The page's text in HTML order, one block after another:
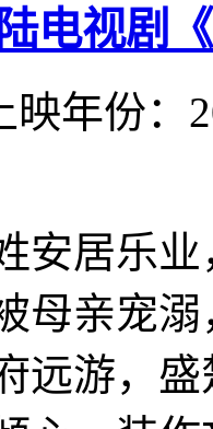
电视剧
映年份：
安居乐
母亲宠
远游，